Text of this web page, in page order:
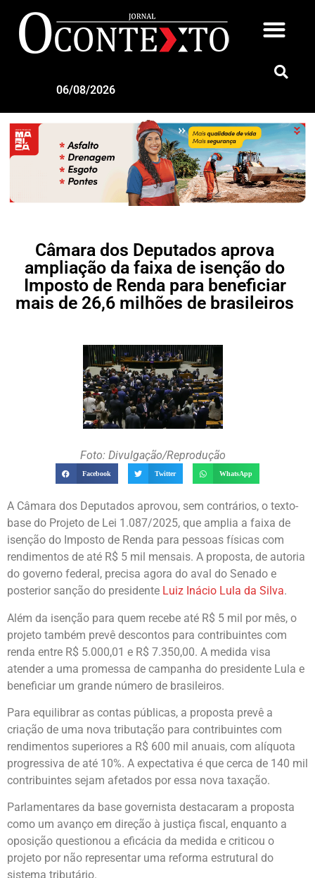
06/08/2026
Câmara dos Deputados aprova
ampliação da faixa de isenção do
Imposto de Renda para beneficiar
mais de 26,6 milhões de brasileiros
Foto: Divulgação/Reprodução
Facebook Twitter WhatsApp
A Câmara dos Deputados aprovou, sem contrários, o texto-
base do Projeto de Lei 1.087/2025, que amplia a faixa de
isenção do Imposto de Renda para pessoas físicas com
rendimentos de até R$ 5 mil mensais. A proposta, de autoria
do governo federal, precisa agora do aval do Senado e
posterior sanção do presidente Luiz Inácio Lula da Silva.
Além da isenção para quem recebe até R$ 5 mil por mês, o
projeto também prevê descontos para contribuintes com
renda entre R$ 5.000,01 e R$ 7.350,00. A medida visa
atender a uma promessa de campanha do presidente Lula e
beneficiar um grande número de brasileiros.
Para equilibrar as contas públicas, a proposta prevê a
criação de uma nova tributação para contribuintes com
rendimentos superiores a R$ 600 mil anuais, com alíquota
progressiva de até 10%. A expectativa é que cerca de 140 mil
contribuintes sejam afetados por essa nova taxação.
Parlamentares da base governista destacaram a proposta
como um avanço em direção à justiça fiscal, enquanto a
oposição questionou a eficácia da medida e criticou o
projeto por não representar uma reforma estrutural do
sistema tributário.